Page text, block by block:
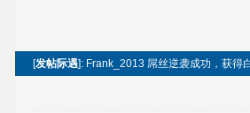
[发帖际遇]: Frank_2013 屌丝逆袭成功，获得